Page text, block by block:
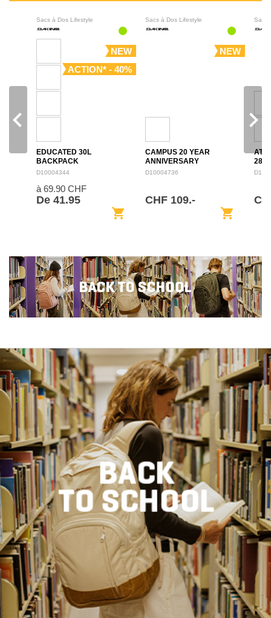
Sacs à Dos Lifestyle
NEW
ACTION* - 40%
EDUCATED 30L
BACKPACK
D10004344
à 69.90 CHF
De 41.95
shopping_cart
Sacs à Dos Lifestyle
NEW
CAMPUS 20 YEAR
ANNIVERSARY
BACKPACK 28L
D10004736
CHF 109.-
shopping_cart
Sacs
28L
navigate_before navigate_next